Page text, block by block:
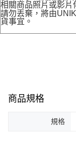
相關商品照片或影片
請勿丟棄，將由
貨事宜。
商品規格
規格